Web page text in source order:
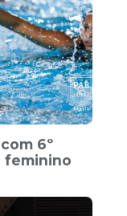
6º
feminino